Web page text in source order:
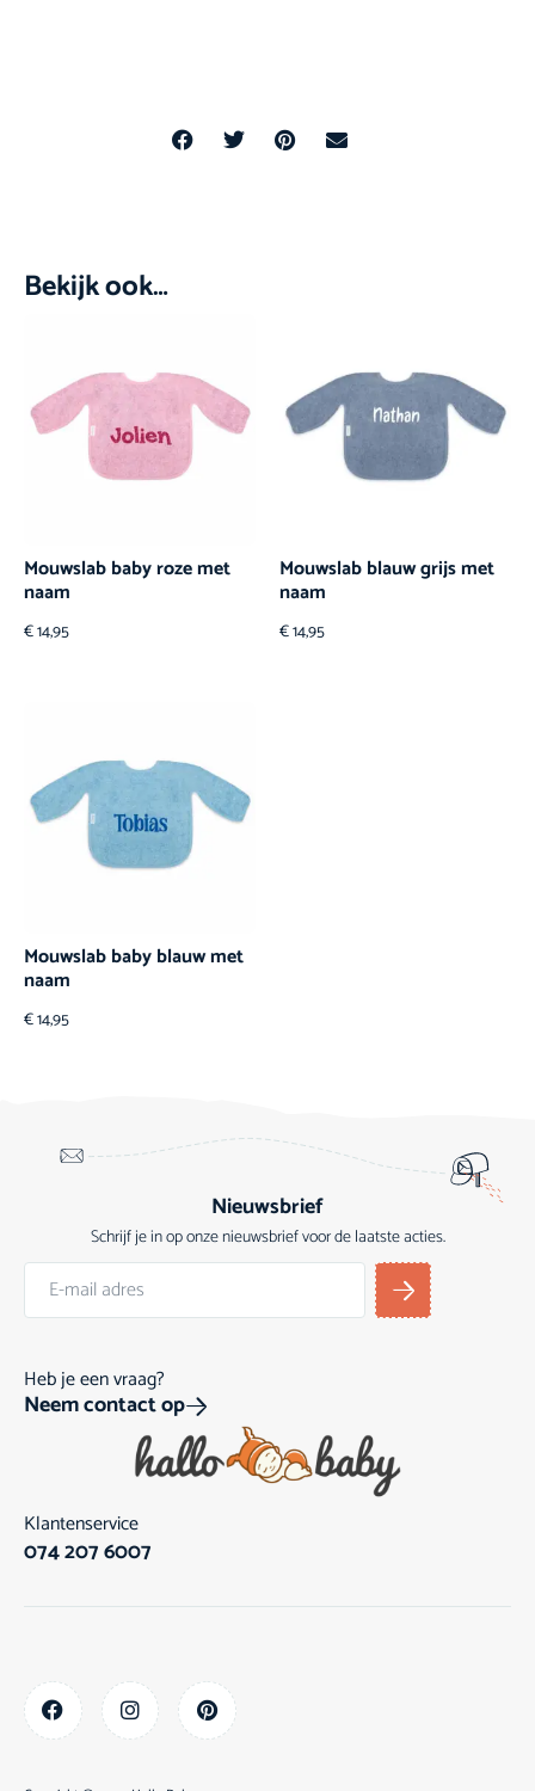
Bekijk ook…
Mouwslab baby roze met
naam
€14,95
Mouwslab blauw grijs met
naam
€14,95
Mouwslab baby blauw met
naam
€14,95
Nieuwsbrief
Schrijf je in op onze nieuwsbrief voor de laatste acties.
Heb je een vraag?
Neem contact op
Klantenservice
074 207 6007